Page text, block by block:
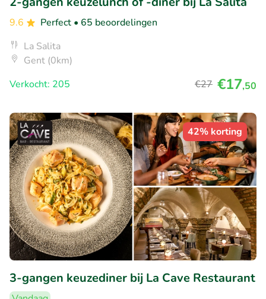
9.6 Perfect • 65 beoordelingen
La Salita
Gent (0km)
Verkocht: 205
€27 €17,50
42% korting
3-gangen keuzediner bij La Cave Restaurant